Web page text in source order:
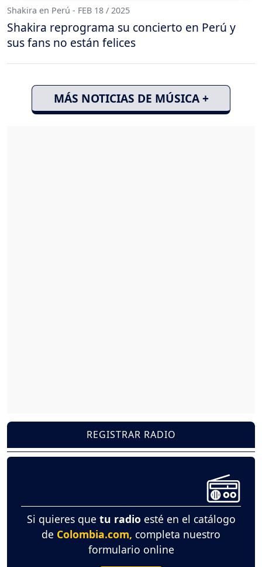
Shakira en Perú - FEB 18 / 2025
Shakira reprograma su concierto en Perú y
sus fans no están felices
MÁS NOTICIAS DE MÚSICA +
REGISTRAR RADIO
Si quieres que tu radio esté en el catálogo
de Colombia.com, completa nuestro
formulario online